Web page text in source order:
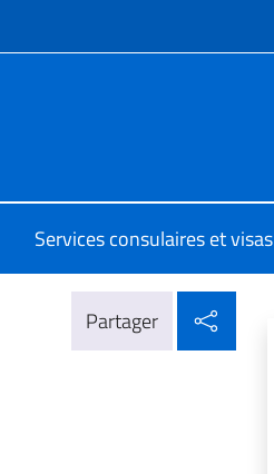
Services consulaires et visas
Partager